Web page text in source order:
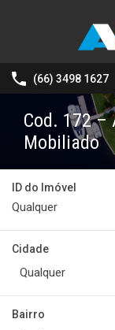
(66) 3498 1627
Cod. 172 –
Mobiliado
ID do Imóvel
Cidade
Qualquer
Bairro